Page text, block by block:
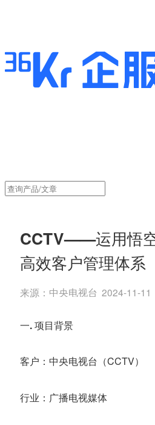
CCTV——运用悟
高效客户管理体系
来源： 中央电视台 2024-11-11
一. 项目背景
客户： 中央电视台（CCTV）
行业 ：广播电视媒体